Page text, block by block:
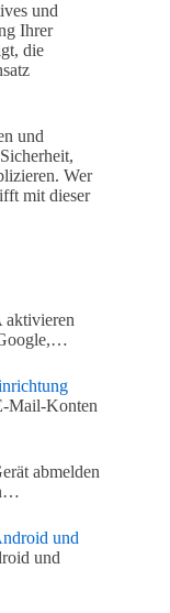
und
Ihrer
die
und
Wer
mit dieser
aktivieren
Mail-Konten
abmelden
und
und